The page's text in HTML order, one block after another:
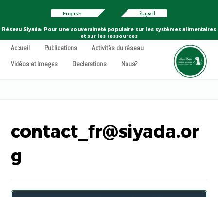
English العربية
Réseau Siyada: Pour une souveraineté populaire sur les systèmes alimentaires
et sur les ressources
Accueil Publications
Activités du réseau
Vidéos et Images
Declarations Nous?
contact_fr@siyada.or
g